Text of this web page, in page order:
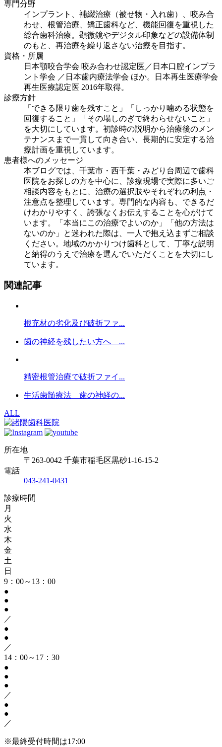
専門分野
インプラント、補綴治療（被せ物・入れ歯）、咬み合
わせ、根管治療、矯正歯科など、機能回復を重視した
総合歯科治療。顕微鏡やデジタル印象などの設備体制
のもと、再治療を繰り返さない治療を目指す。
資格・所属
日本顎咬合学会 咬み合わせ認定医／日本口腔インプラ
ント学会 ／日本歯内療法学会 ほか。日本再生医療学会
再生医療認定医 2016年取得。
診療方針
「できる限り歯を残すこと」「しっかり噛める状態を
回復すること」「その場しのぎで終わらせないこと」
を大切にしています。初診時の説明から治療後のメン
テナンスまで一貫して向き合い、長期的に安定する治
療計画を重視しています。
患者様へのメッセージ
本ブログでは、千葉市・西千葉・みどり台周辺で歯科
医院をお探しの方を中心に、診療現場で実際に多いご
相談内容をもとに、治療の選択肢やそれぞれの利点・
注意点を整理しています。専門的な内容も、できるだ
けわかりやすく、誇張なくお伝えすることを心がけて
います。「本当にこの治療でよいのか」「他の方法は
ないのか」と迷われた際は、一人で抱え込まずご相談
ください。地域のかかりつけ歯科として、丁寧な説明
と納得のうえで治療を選んでいただくことを大切にし
ています。
関連記事
根充材の劣化及び破折ファ...
歯の神経を残したい方へ ...
精密根管治療で破折ファイ...
生活歯髄療法 歯の神経の...
ALL
所在地
〒263-0042 千葉市稲毛区黒砂1-16-15-2
電話
043-241-0431
診療時間
月
火
水
木
金
土
日
9：00～13：00
●
●
●
／
●
●
／
14：00～17：30
●
●
●
／
●
●
／
※最終受付時間は17:00